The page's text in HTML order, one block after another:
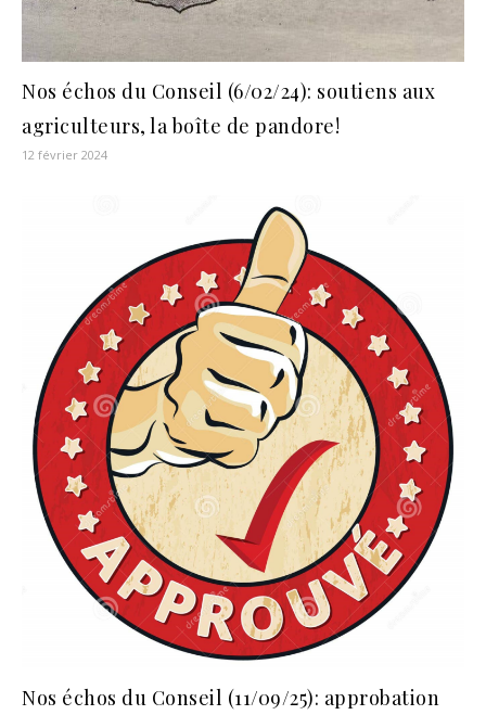
Nos échos du Conseil (6/02/24): soutiens aux
agriculteurs, la boîte de pandore!
12 février 2024
Nos échos du Conseil (11/09/25): approbation